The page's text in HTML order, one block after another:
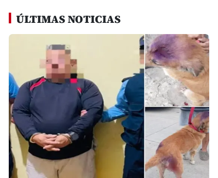
ÚLTIMAS NOTICIAS